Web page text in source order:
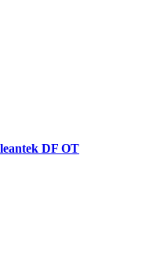
DF OT